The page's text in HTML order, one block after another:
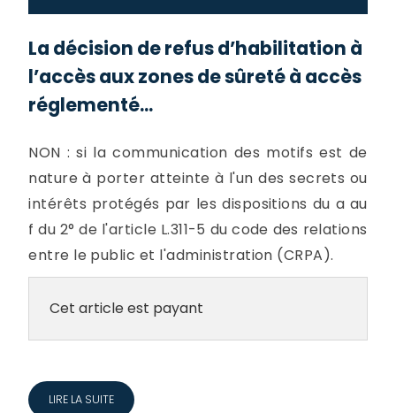
La décision de refus d’habilitation à
l’accès aux zones de sûreté à accès
réglementé...
NON : si la communication des motifs est de
nature à porter atteinte à l'un des secrets ou
intérêts protégés par les dispositions du a au
f du 2° de l'article L.311-5 du code des relations
entre le public et l'administration (CRPA).
Cet article est payant
LIRE LA SUITE